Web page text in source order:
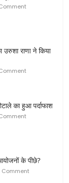
उरुशा राणा ने किया
का हुआ पर्दाफाश
के पीछे?
Comment